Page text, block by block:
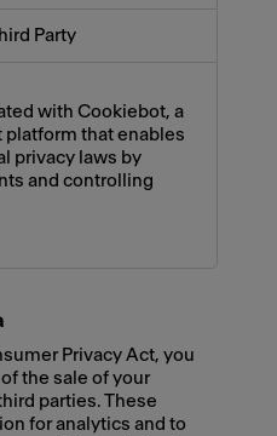
Party
with Cookiebot, a
that enables
privacy laws by
and controlling
Privacy Act, you
the sale of your
parties. These
for analytics and to